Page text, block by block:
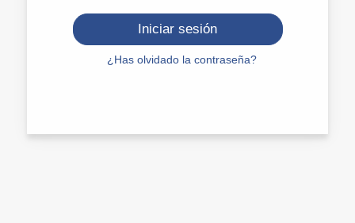
Iniciar sesión
¿Has olvidado la contraseña?